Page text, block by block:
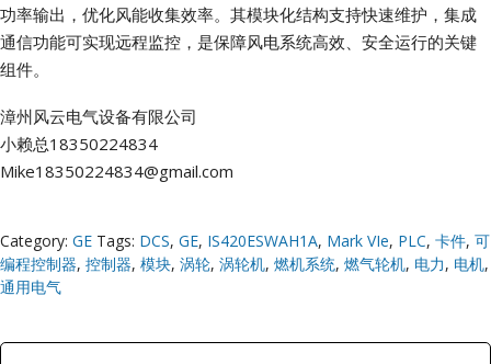
功率输出，优化风能收集效率。其模块化结构支持快速维护，集成
通信功能可实现远程监控，是保障风电系统高效、安全运行的关键
组件。
漳州风云电气设备有限公司
小赖总18350224834
Mike18350224834@gmail.com
Category: GE Tags: DCS, GE, IS420ESWAH1A, Mark VIe, PLC, 卡件, 可
编程控制器, 控制器, 模块, 涡轮, 涡轮机, 燃机系统, 燃气轮机, 电力, 电机,
通用电气